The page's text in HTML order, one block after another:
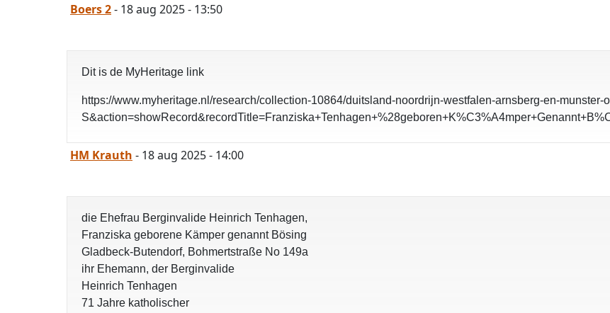
Boers 2- 18 aug 2025 - 13:50
Dit is de MyHeritage link
https://www.myheritage.nl/research/collection-10864/duitsland-noordrijn-westfalen-arnsberg-en-
HM Krauth - 18 aug 2025 - 14:00
die Ehefrau Berginvalide Heinrich Tenhagen,
Franziska geborene Kämper genannt Bösing
Gladbeck-Butendorf, Bohmertstraße No 149a
ihr Ehemann, der Berginvalide
Heinrich Tenhagen
71 Jahre katholischer